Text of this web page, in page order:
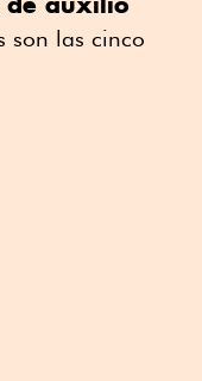
son las cinco